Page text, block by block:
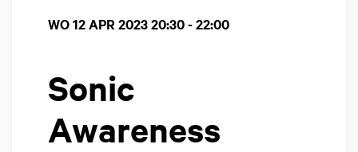
Sonic
Awareness
WO 12 APR 202320:30 - 22:00